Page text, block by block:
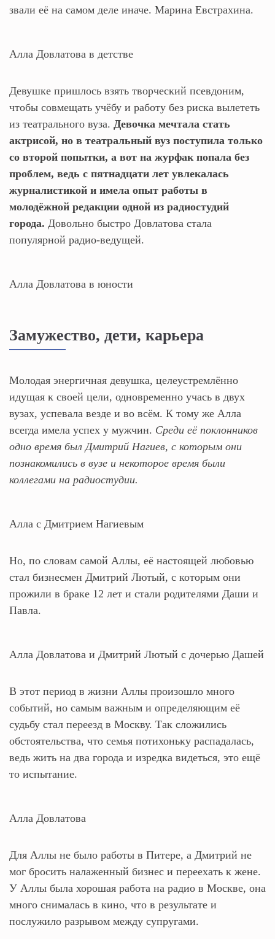
звали её на самом деле иначе. Марина Евстрахина.
Алла Довлатова в детстве
Девушке пришлось взять творческий псевдоним,
чтобы совмещать учёбу и работу без риска вылететь
из театрального вуза. Девочка мечтала стать
актрисой, но в театральный вуз поступила только
со второй попытки, а вот на журфак попала без
проблем, ведь с пятнадцати лет увлекалась
журналистикой и имела опыт работы в
молодёжной редакции одной из радиостудий
города. Довольно быстро Довлатова стала
популярной радио-ведущей.
Алла Довлатова в юности
Замужество, дети, карьера
Молодая энергичная девушка, целеустремлённо
идущая к своей цели, одновременно учась в двух
вузах, успевала везде и во всём. К тому же Алла
всегда имела успех у мужчин. Среди её поклонников
одно время был Дмитрий Нагиев, с которым они
познакомились в вузе и некоторое время были
коллегами на радиостудии.
Алла с Дмитрием Нагиевым
Но, по словам самой Аллы, её настоящей любовью
стал бизнесмен Дмитрий Лютый, с которым они
прожили в браке 12 лет и стали родителями Даши и
Павла.
Алла Довлатова и Дмитрий Лютый с дочерью Дашей
В этот период в жизни Аллы произошло много
событий, но самым важным и определяющим её
судьбу стал переезд в Москву. Так сложились
обстоятельства, что семья потихоньку распадалась,
ведь жить на два города и изредка видеться, это ещё
то испытание.
Алла Довлатова
Для Аллы не было работы в Питере, а Дмитрий не
мог бросить налаженный бизнес и переехать к жене.
У Аллы была хорошая работа на радио в Москве, она
много снималась в кино, что в результате и
послужило разрывом между супругами.